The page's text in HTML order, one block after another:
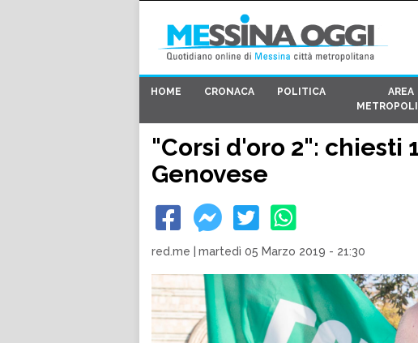
HOME CRONACA POLITICA
AREA
"Corsi d'oro 2": chiesti
Genovese
red.me martedì 05 Marzo 2019 - 21:30